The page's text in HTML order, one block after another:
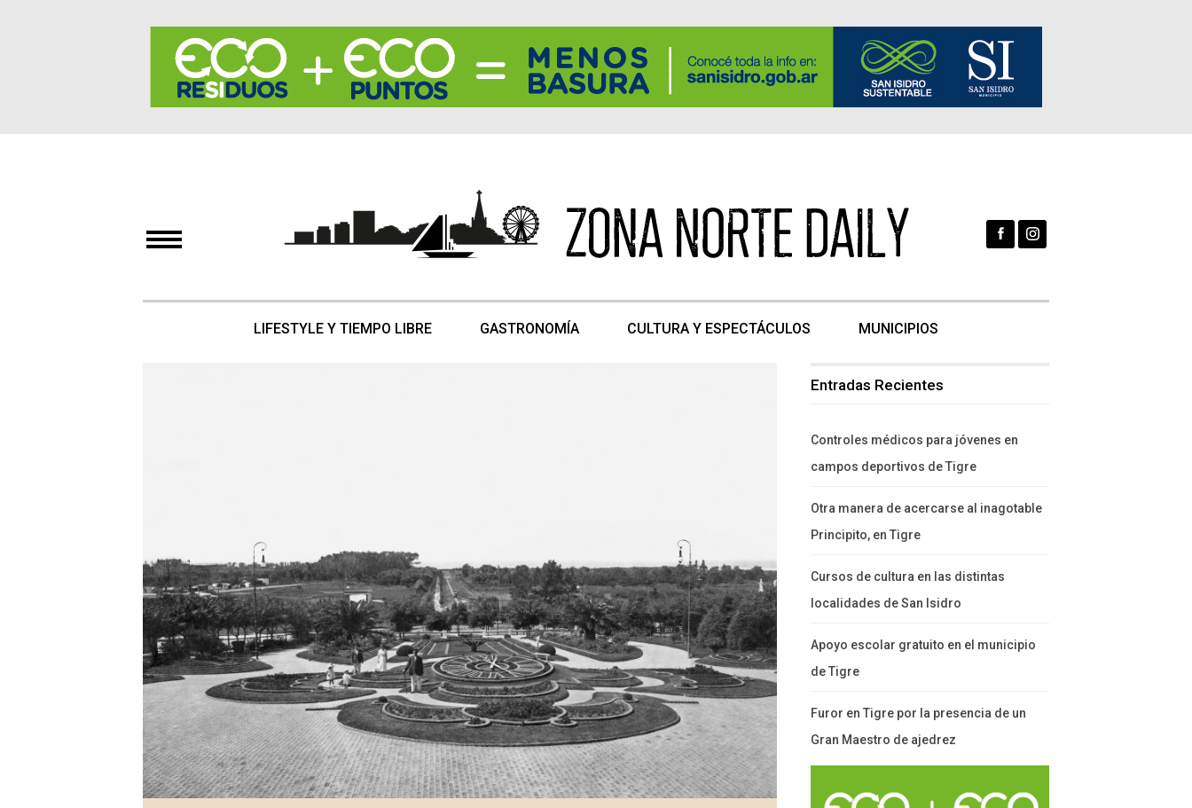
LIFESTYLE Y TIEMPO LIBRE GASTRONOMÍA CULTURA Y ESPECTÁCULOS MUNICIPIOS
Entradas Recientes
Controles médicos para jóvenes en
campos deportivos de Tigre
Otra manera de acercarse al inagotable
Principito, en Tigre
Cursos de cultura en las distintas
localidades de San Isidro
Apoyo escolar gratuito en el municipio
de Tigre
Furor en Tigre por la presencia de un
Gran Maestro de ajedrez